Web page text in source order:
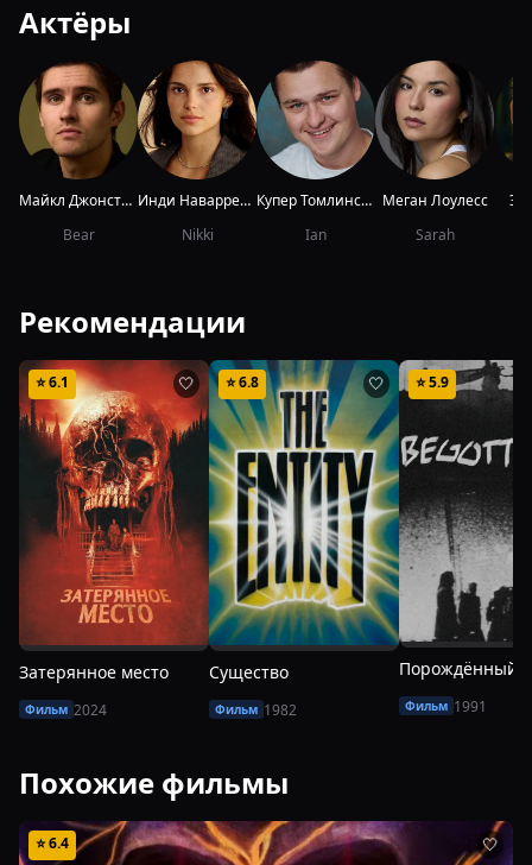
Актёры
Майкл Джонстон
Bear
Инди Наварретти
Nikki
Купер Томлинсон
Ian
Меган Лоулесс
Sarah
Рекомендации
⭐6.1 🤍
Затерянное место
Фильм 2024
⭐6.8 🤍
Существо
Фильм 1982
⭐5.9
Порождённый
Фильм 1991
Похожие фильмы
⭐6.4 🤍